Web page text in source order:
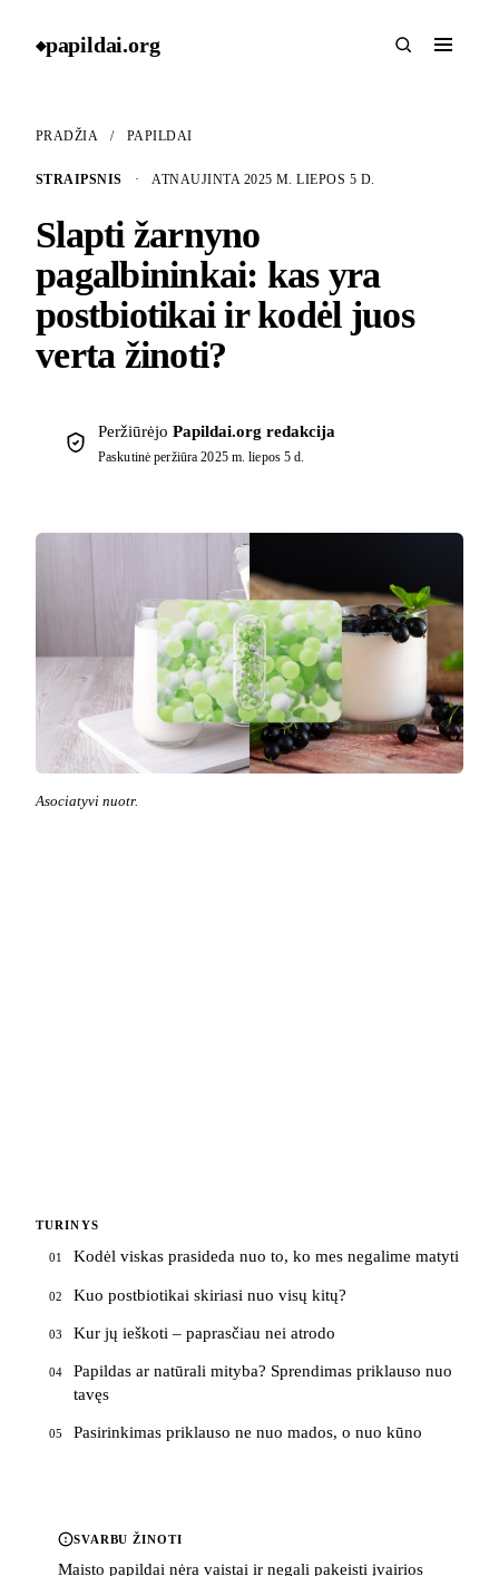
◆papildai.org
PRADŽIA / PAPILDAI
STRAIPSNIS · ATNAUJINTA 2025 M. LIEPOS 5 D.
Slapti žarnyno
pagalbininkai: kas yra
postbiotikai ir kodėl juos
verta žinoti?
Peržiūrėjo Papildai.org redakcija
Paskutinė peržiūra2025 m. liepos 5 d.
Asociatyvi nuotr.
TURINYS
01 Kodėl viskas prasideda nuo to, ko mes negalime matyti
02 Kuo postbiotikai skiriasi nuo visų kitų?
03 Kur jų ieškoti – paprasčiau nei atrodo
04
Papildas ar natūrali mityba? Sprendimas priklauso nuo
tavęs
05 Pasirinkimas priklauso ne nuo mados, o nuo kūno
SVARBU ŽINOTI
Maisto papildai nėra vaistai ir negali pakeisti įvairios